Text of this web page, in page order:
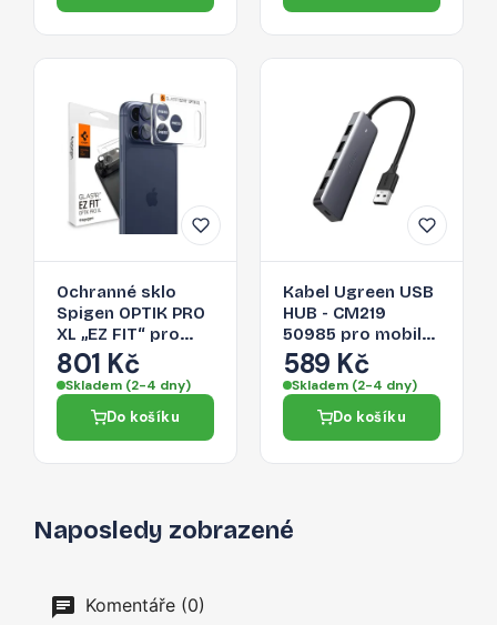
Ochranné sklo
Spigen OPTIK PRO
XL „EZ FIT“ pro
iPhone 17 Pro Max -
navy blue
801 Kč
Skladem (2-4 dny)
Do košíku
Kabel Ugreen USB
HUB - CM219
50985 pro mobilní
zařízení - šedá
589 Kč
Skladem (2-4 dny)
Do košíku
Naposledy zobrazené
Komentáře (0)